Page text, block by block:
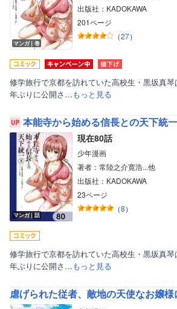
マンガ｜巻
出版社：KADOKAWA
201ページ
（27）
修学旅行で京都を訪れていた高校生・黒坂真
年ぶりに公開さ…もっと見る
本能寺から始める信長との天下統一
マンガ｜話
現在80話
少年漫画
著者：常陸之介寛浩...他
出版社：KADOKAWA
23ページ
（8）
修学旅行で京都を訪れていた高校生・黒坂真
年ぶりに公開さ…もっと見る